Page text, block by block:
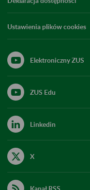
Ustawienia plików cookies
Elektroniczny ZUS
ZUS Edu
Linkedin
X
Kanał RSS